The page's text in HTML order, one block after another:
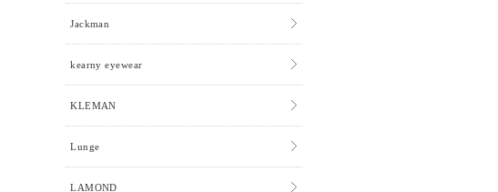
Jackman
kearny eyewear
KLEMAN
Lunge
LAMOND